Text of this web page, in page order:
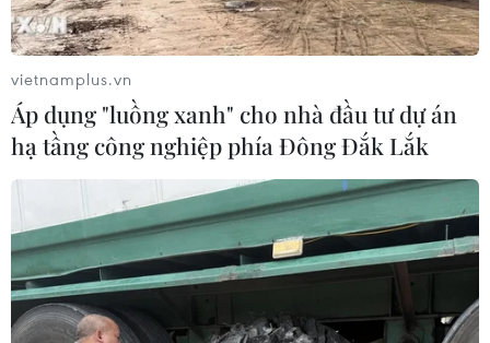
TIN CÙNG CHUYÊN MỤC
Dắt chó đi dạo không đúng quy
định, bị phạt đến 2 triệu đồng?
vietnamplus.vn
Áp dụng "luồng xanh" cho nhà đầu tư dự án
hạ tầng công nghiệp phía Đông Đắk Lắk